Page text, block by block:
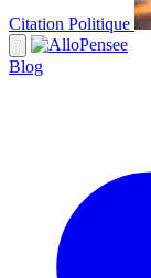
Citation Politique
Blog